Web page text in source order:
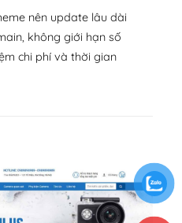
nên update lâu dài
không giới hạn số
chi phí và thời gian